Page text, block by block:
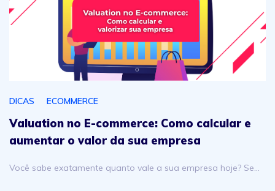
DICAS ECOMMERCE
Valuation no E-commerce: Como calcular e
aumentar o valor da sua empresa
Você sabe exatamente quanto vale a sua empresa hoje? Se…